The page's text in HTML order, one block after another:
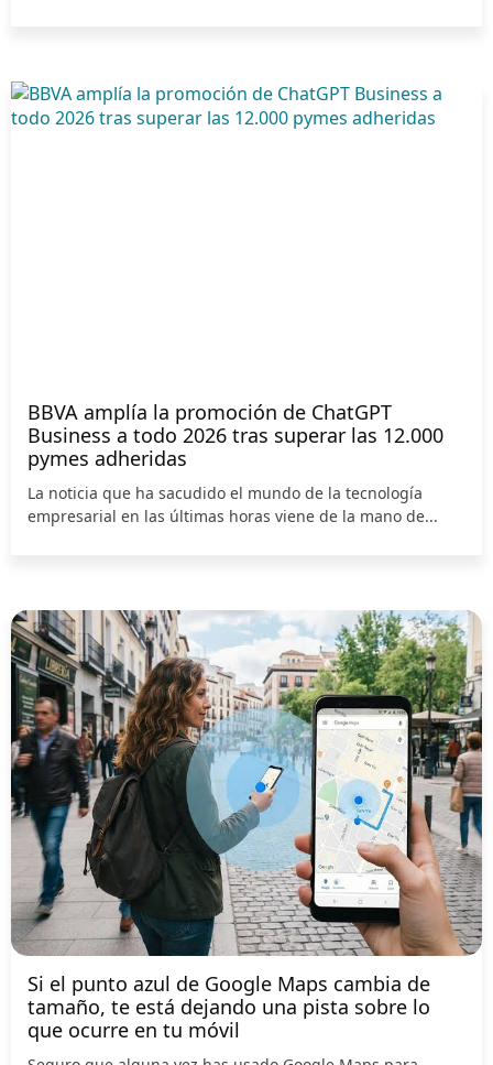
BBVA amplía la promoción de ChatGPT
Business a todo 2026 tras superar las 12.000
pymes adheridas
La noticia que ha sacudido el mundo de la tecnología
empresarial en las últimas horas viene de la mano de...
Si el punto azul de Google Maps cambia de
tamaño, te está dejando una pista sobre lo
que ocurre en tu móvil